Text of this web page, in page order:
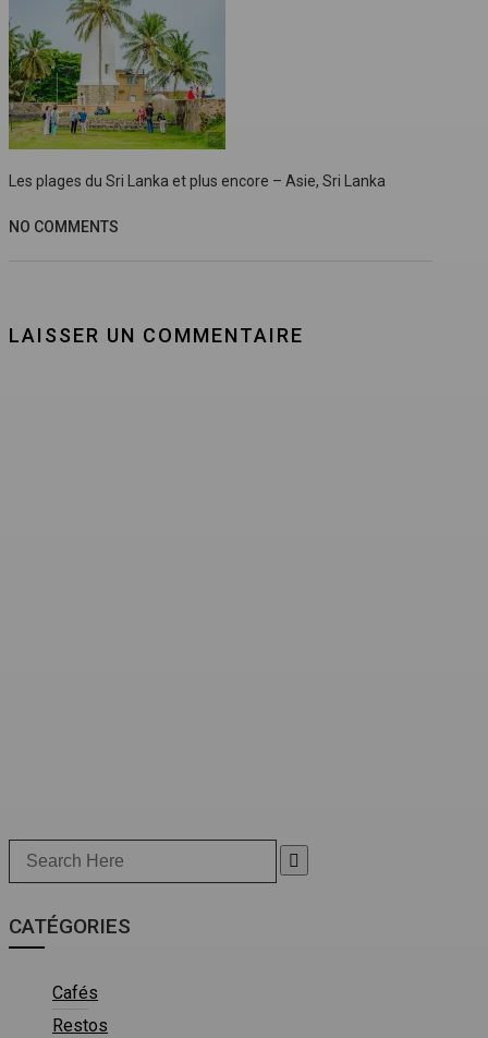
Les plages du Sri Lanka et plus encore – Asie, Sri Lanka
NO COMMENTS
LAISSER UN COMMENTAIRE
for:
CATÉGORIES
Cafés
Restos